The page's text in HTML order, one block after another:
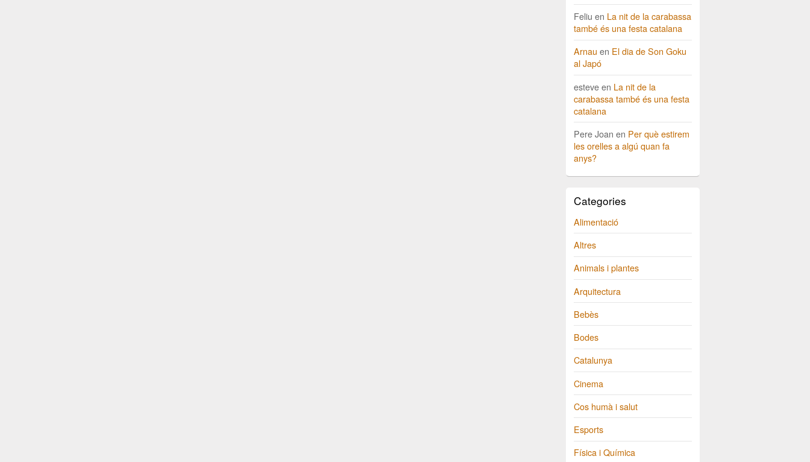
Feliu en La nit de la carabassa
també és una festa catalana
Arnau en El dia de Son Goku
al Japó
esteveen La nit de la
carabassa també és una festa
catalana
Pere Joan en Per què estirem
les orelles a algú quan fa
anys?
Categories
Alimentació
Altres
Animals i plantes
Arquitectura
Bebès
Bodes
Catalunya
Cinema
Cos humà i salut
Esports
Física i Química